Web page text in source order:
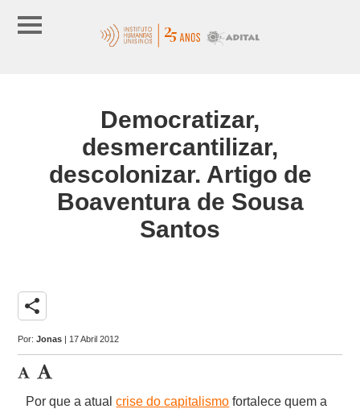
Democratizar,
desmercantilizar,
descolonizar. Artigo de
Boaventura de Sousa
Santos
share
Por:Jonas | 17 Abril 2012
Por que a atualcrise do capitalismo fortalece quem a